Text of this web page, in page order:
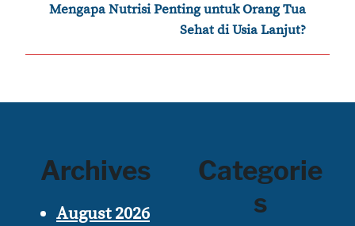
Mengapa Nutrisi Penting untuk Orang Tua
Sehat di Usia Lanjut?
Archives
August 2026
Categorie
s